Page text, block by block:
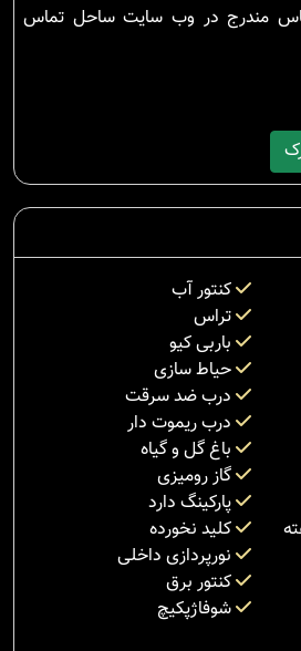
مندرج در وب سایت ساحل تماس
کنتور آب
تراس
باربی کیو
حیاط سازی
درب ضد سرقت
درب ریموت دار
باغ گل و گیاه
گاز رومیزی
پارکینگ دارد
کلید نخورده
نورپردازی داخلی
کنتور برق
شوفاژپکیچ